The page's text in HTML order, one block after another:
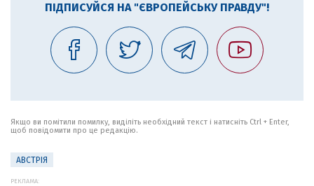
ПІДПИСУЙСЯ НА "ЄВРОПЕЙСЬКУ ПРАВДУ"!
Якщо ви помітили помилку, виділіть необхідний текст і натисніть Ctrl + Enter,
щоб повідомити про це редакцію.
АВСТРІЯ
РЕКЛАМА: